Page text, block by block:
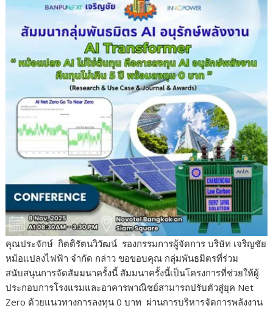
คุณประจักษ์ กิตติรัตนวิวัฒน์ รองกรรมการผู้จัดการ บริษัท เจริญชัย
หม้อแปลงไฟฟ้า จำกัด กล่าว ขอขอบคุณ กลุ่มพันธมิตรที่ร่วม
สนับสนุนการจัดสัมมนาครั้งนี้ สัมมนาครั้งนี้เป็นโครงการที่ช่วยให้ผู้
ประกอบการโรงแรมและอาคารพาณิชย์สามารถปรับตัวสู่ยุค Net
Zero ด้วยแนวทางการลงทุน 0 บาท ผ่านการบริหารจัดการพลังงาน